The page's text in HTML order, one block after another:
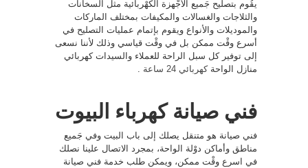
يقُوم بتصليح جَميع الأجْهزة الكهْربائية مثل السخانات
والثلاجات والغسالات والمكيفات بمختلف الماركات
والموديلات والأنواع ويقوم بإتمام عمليات التصليح في
أسرع وقْت ممكن بل في وقْت قياسي وذلك لأننا نسعى
إلى توفير كل سبل الراحة للعملاء والسيدات كهربائي
منازل الواحةكهربائي 24 ساعة
فني صيانة كهرباء البيوت
فني صيانة هو متنقل يصلك إلى باب البيت وفي جَميع
مناطق وأماكن دوْلة الواحة، بمجرد الاتصال علينا نصلك
في اسرع وقْت ممكن، ويمكن طلب خدمة فني صيانة